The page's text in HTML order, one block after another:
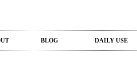
BLOG DAILY USE